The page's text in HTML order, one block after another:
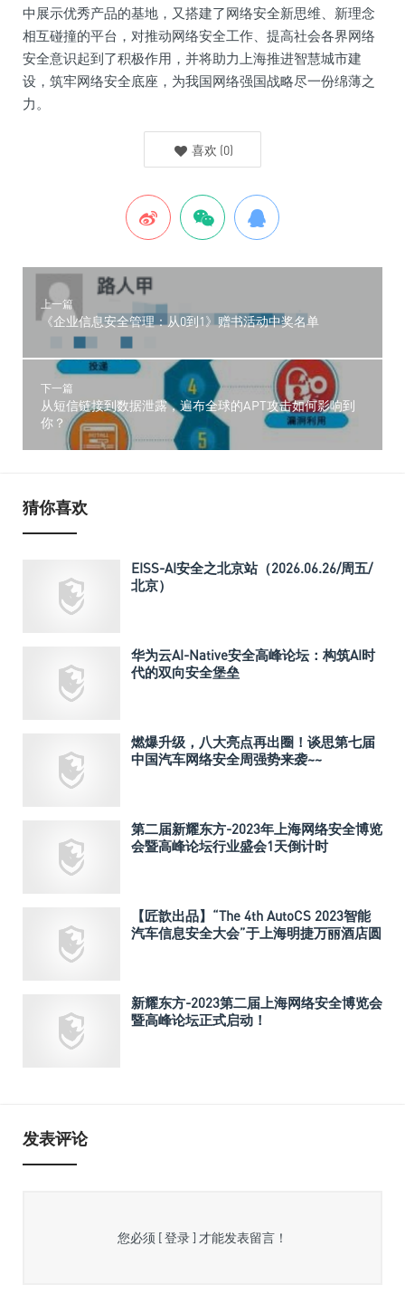
中展示优秀产品的基地，又搭建了网络安全新思维、新理念
相互碰撞的平台，对推动网络安全工作、提高社会各界网络
安全意识起到了积极作用，并将助力上海推进智慧城市建
设，筑牢网络安全底座，为我国网络强国战略尽一份绵薄之
力。
喜欢 (0)
上一篇
《企业信息安全管理：从0到1》赠书活动中奖名单
下一篇
从短信链接到数据泄露，遍布全球的APT攻击如何影响到
你？
猜你喜欢
EISS-AI安全之北京站（2026.06.26/周五/
北京）
华为云AI-Native安全高峰论坛：构筑AI时
代的双向安全堡垒
燃爆升级，八大亮点再出圈！谈思第七届
中国汽车网络安全周强势来袭~~
第二届新耀东方-2023年上海网络安全博览
会暨高峰论坛行业盛会1天倒计时
【匠歆出品】“The 4th AutoCS 2023智能
汽车信息安全大会”于上海明捷万丽酒店圆
新耀东方-2023第二届上海网络安全博览会
暨高峰论坛正式启动！
发表评论
您必须 [ 登录 ] 才能发表留言！